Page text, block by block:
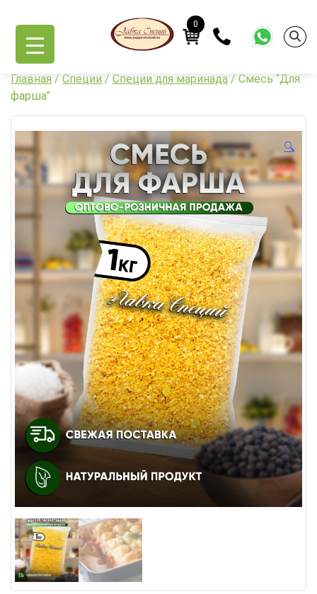
content
0
Главная / Специи / Специи для маринада / Смесь “Для
фарша”
🔍